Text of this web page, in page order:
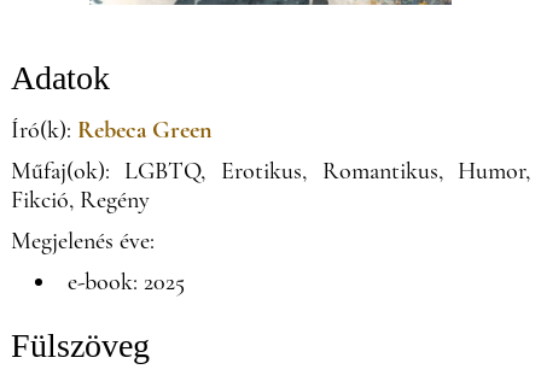
Adatok
Író(k): Rebeca Green
Műfaj(ok): LGBTQ, Erotikus, Romantikus, Humor,
Fikció, Regény
Megjelenés éve:
e-book: 2025
Fülszöveg